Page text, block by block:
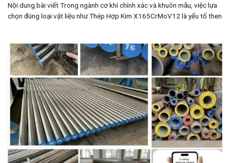
Nội dung bài viết Trong ngành cơ khí chính xác và khuôn mẫu, việc lựa
chọn đúng loại vật liệu như Thép Hợp Kim X165CrMoV12 là yếu tố then